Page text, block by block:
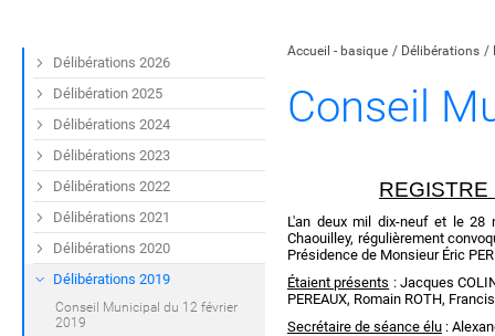
Accueil - basique Délibérations
Conseil
REGISTRE
L'an deux mil dix-neuf et le 28
Chaouilley, régulièrement
Présidence de Monsieur Éric
Étaient présents : Jacques
PEREAUX, Romain ROTH,
Secrétaire de séance élu :
Délibérations 2026
Délibération 2025
Délibérations 2024
Délibérations 2023
Délibérations 2022
Délibérations 2021
Délibérations 2020
Délibérations 2019
Conseil Municipal du 12 février
2019